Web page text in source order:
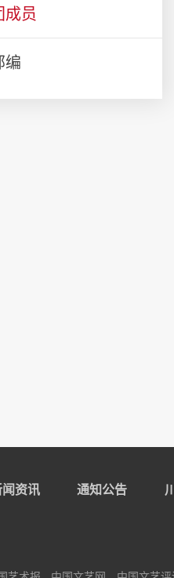
成员
编
闻资讯 通知公告